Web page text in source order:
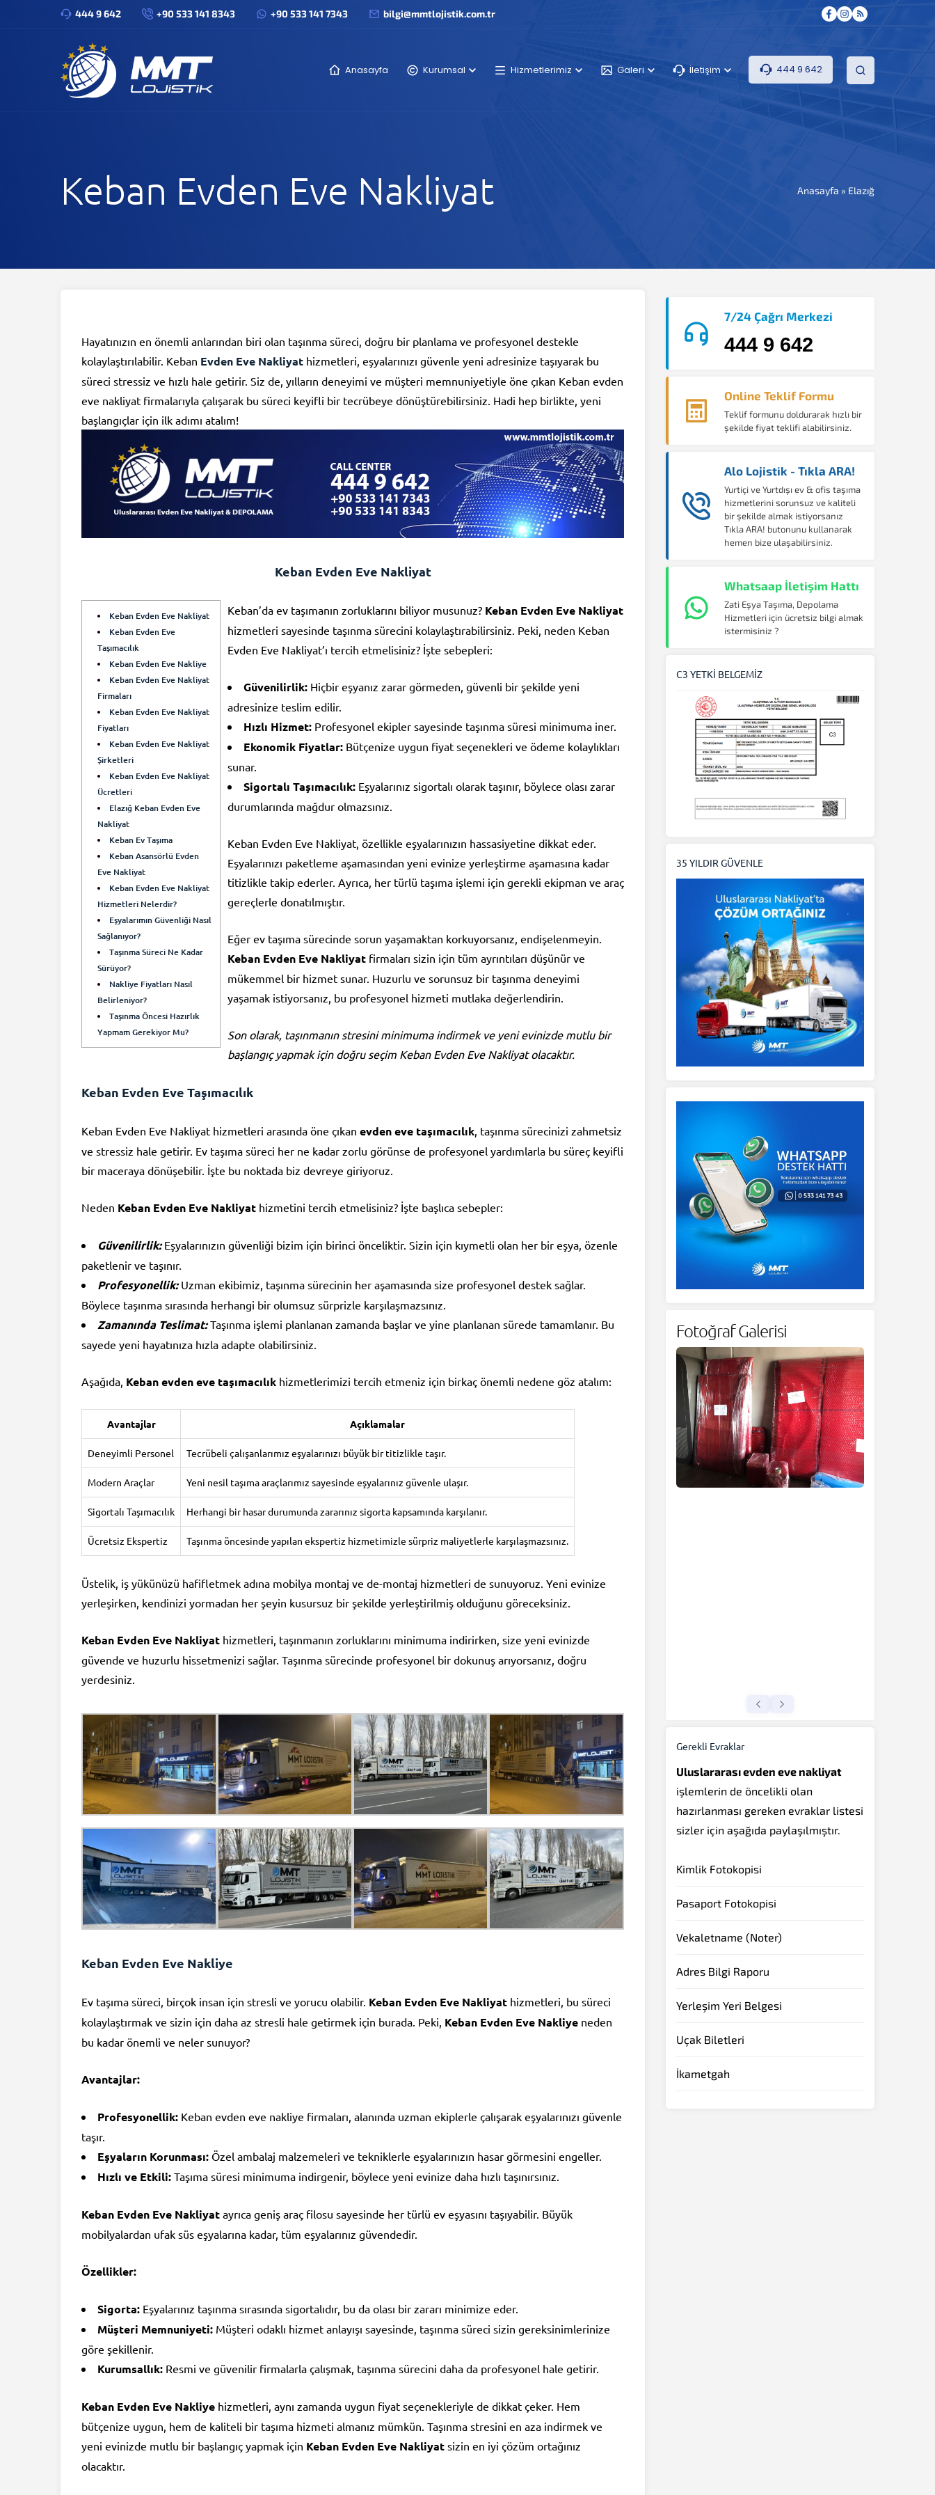
444 9 642 +90 533 141 8343 +90 533 141 7343 bilgi@mmtlojistik.com.tr
Anasayfa Kurumsal Hizmetlerimiz Galeri İletişim 444 9 642
Keban Evden Eve Nakliyat Anasayfa » Elazığ
Hayatınızın en önemli anlarından biri olan taşınma süreci, doğru bir planlama ve profesyonel destekle
kolaylaştırılabilir. Keban Evden Eve Nakliyat hizmetleri, eşyalarınızı güvenle yeni adresinize taşıyarak bu
süreci stressiz ve hızlı hale getirir. Siz de, yılların deneyimi ve müşteri memnuniyetiyle öne çıkan Keban evden
eve nakliyat firmalarıyla çalışarak bu süreci keyifli bir tecrübeye dönüştürebilirsiniz. Hadi hep birlikte, yeni
başlangıçlar için ilk adımı atalım!
Keban Evden Eve Nakliyat
Keban Evden Eve Nakliyat
Keban Evden Eve
Taşımacılık
Keban Evden Eve Nakliye
Keban Evden Eve Nakliyat
Firmaları
Keban Evden Eve Nakliyat
Fiyatları
Keban Evden Eve Nakliyat
Şirketleri
Keban Evden Eve Nakliyat
Ücretleri
Elazığ Keban Evden Eve
Nakliyat
Keban Ev Taşıma
Keban Asansörlü Evden
Eve Nakliyat
Keban Evden Eve Nakliyat
Hizmetleri Nelerdir?
Eşyalarımın Güvenliği Nasıl
Sağlanıyor?
Taşınma Süreci Ne Kadar
Sürüyor?
Nakliye Fiyatları Nasıl
Belirleniyor?
Taşınma Öncesi Hazırlık
Yapmam Gerekiyor Mu?
Keban’da ev taşımanın zorluklarını biliyor musunuz? Keban Evden Eve Nakliyat
hizmetleri sayesinde taşınma sürecini kolaylaştırabilirsiniz. Peki, neden Keban
Evden Eve Nakliyat’ı tercih etmelisiniz? İşte sebepleri:
Güvenilirlik: Hiçbir eşyanız zarar görmeden, güvenli bir şekilde yeni
adresinize teslim edilir.
Hızlı Hizmet: Profesyonel ekipler sayesinde taşınma süresi minimuma iner.
Ekonomik Fiyatlar: Bütçenize uygun fiyat seçenekleri ve ödeme kolaylıkları
sunar.
Sigortalı Taşımacılık: Eşyalarınız sigortalı olarak taşınır, böylece olası zarar
durumlarında mağdur olmazsınız.
Keban Evden Eve Nakliyat, özellikle eşyalarınızın hassasiyetine dikkat eder.
Eşyalarınızı paketleme aşamasından yeni evinize yerleştirme aşamasına kadar
titizlikle takip ederler. Ayrıca, her türlü taşıma işlemi için gerekli ekipman ve araç
gereçlerle donatılmıştır.
Eğer ev taşıma sürecinde sorun yaşamaktan korkuyorsanız, endişelenmeyin.
Keban Evden Eve Nakliyat firmaları sizin için tüm ayrıntıları düşünür ve
mükemmel bir hizmet sunar. Huzurlu ve sorunsuz bir taşınma deneyimi
yaşamak istiyorsanız, bu profesyonel hizmeti mutlaka değerlendirin.
Son olarak, taşınmanın stresini minimuma indirmek ve yeni evinizde mutlu bir
başlangıç yapmak için doğru seçim Keban Evden Eve Nakliyat olacaktır.
Keban Evden Eve Taşımacılık
Keban Evden Eve Nakliyat hizmetleri arasında öne çıkan evden eve taşımacılık , taşınma sürecinizi zahmetsiz
ve stressiz hale getirir. Ev taşıma süreci her ne kadar zorlu görünse de profesyonel yardımlarla bu süreç keyifli
bir maceraya dönüşebilir. İşte bu noktada biz devreye giriyoruz.
Neden Keban Evden Eve Nakliyat hizmetini tercih etmelisiniz? İşte başlıca sebepler:
Güvenilirlik:Eşyalarınızın güvenliği bizim için birinci önceliktir. Sizin için kıymetli olan her bir eşya, özenle
paketlenir ve taşınır.
Profesyonellik:Uzman ekibimiz, taşınma sürecinin her aşamasında size profesyonel destek sağlar.
Böylece taşınma sırasında herhangi bir olumsuz sürprizle karşılaşmazsınız.
Zamanında Teslimat:Taşınma işlemi planlanan zamanda başlar ve yine planlanan sürede tamamlanır. Bu
sayede yeni hayatınıza hızla adapte olabilirsiniz.
Aşağıda, Keban evden eve taşımacılık hizmetlerimizi tercih etmeniz için birkaç önemli nedene göz atalım:
Avantajlar Açıklamalar
Deneyimli Personel Tecrübeli çalışanlarımız eşyalarınızı büyük bir titizlikle taşır.
Modern Araçlar Yeni nesil taşıma araçlarımız sayesinde eşyalarınız güvenle ulaşır.
Sigortalı Taşımacılık Herhangi bir hasar durumunda zararınız sigorta kapsamında karşılanır.
Ücretsiz Ekspertiz Taşınma öncesinde yapılan ekspertiz hizmetimizle sürpriz maliyetlerle karşılaşmazsınız.
Üstelik, iş yükünüzü hafifletmek adına mobilya montaj ve de-montaj hizmetleri de sunuyoruz. Yeni evinize
yerleşirken, kendinizi yormadan her şeyin kusursuz bir şekilde yerleştirilmiş olduğunu göreceksiniz.
Keban Evden Eve Nakliyat hizmetleri, taşınmanın zorluklarını minimuma indirirken, size yeni evinizde
güvende ve huzurlu hissetmenizi sağlar. Taşınma sürecinde profesyonel bir dokunuş arıyorsanız, doğru
yerdesiniz.
Keban Evden Eve Nakliye
Ev taşıma süreci, birçok insan için stresli ve yorucu olabilir. Keban Evden Eve Nakliyat hizmetleri, bu süreci
kolaylaştırmak ve sizin için daha az stresli hale getirmek için burada. Peki, Keban Evden Eve Nakliye neden
bu kadar önemli ve neler sunuyor?
Avantajlar:
Profesyonellik: Keban evden eve nakliye firmaları, alanında uzman ekiplerle çalışarak eşyalarınızı güvenle
taşır.
Eşyaların Korunması: Özel ambalaj malzemeleri ve tekniklerle eşyalarınızın hasar görmesini engeller.
Hızlı ve Etkili: Taşıma süresi minimuma indirgenir, böylece yeni evinize daha hızlı taşınırsınız.
Keban Evden Eve Nakliyat ayrıca geniş araç filosu sayesinde her türlü ev eşyasını taşıyabilir. Büyük
mobilyalardan ufak süs eşyalarına kadar, tüm eşyalarınız güvendedir.
Özellikler:
Sigorta: Eşyalarınız taşınma sırasında sigortalıdır, bu da olası bir zararı minimize eder.
Müşteri Memnuniyeti: Müşteri odaklı hizmet anlayışı sayesinde, taşınma süreci sizin gereksinimlerinize
göre şekillenir.
Kurumsallık: Resmi ve güvenilir firmalarla çalışmak, taşınma sürecini daha da profesyonel hale getirir.
Keban Evden Eve Nakliye hizmetleri, aynı zamanda uygun fiyat seçenekleriyle de dikkat çeker. Hem
bütçenize uygun, hem de kaliteli bir taşıma hizmeti almanız mümkün. Taşınma stresini en aza indirmek ve
yeni evinizde mutlu bir başlangıç yapmak için Keban Evden Eve Nakliyat sizin en iyi çözüm ortağınız
olacaktır.
7/24 Çağrı Merkezi
444 9 642
Online Teklif Formu
Teklif formunu doldurarak hızlı bir
şekilde fiyat teklifi alabilirsiniz.
Alo Lojistik - Tıkla ARA!
Yurtiçi ve Yurtdışı ev & ofis taşıma
hizmetlerini sorunsuz ve kaliteli
bir şekilde almak istiyorsanız
Tıkla ARA! butonunu kullanarak
hemen bize ulaşabilirsiniz.
Whatsaap İletişim Hattı
Zati Eşya Taşıma, Depolama
Hizmetleri için ücretsiz bilgi almak
istermisiniz ?
C3 YETKİ BELGEMİZ
35 YILDIR GÜVENLE
Fotoğraf Galerisi
Gerekli Evraklar
Uluslararası evden eve nakliyat
işlemlerin de öncelikli olan
hazırlanması gereken evraklar listesi
sizler için aşağıda paylaşılmıştır.
Kimlik Fotokopisi
Pasaport Fotokopisi
Vekaletname (Noter)
Adres Bilgi Raporu
Yerleşim Yeri Belgesi
Uçak Biletleri
İkametgah